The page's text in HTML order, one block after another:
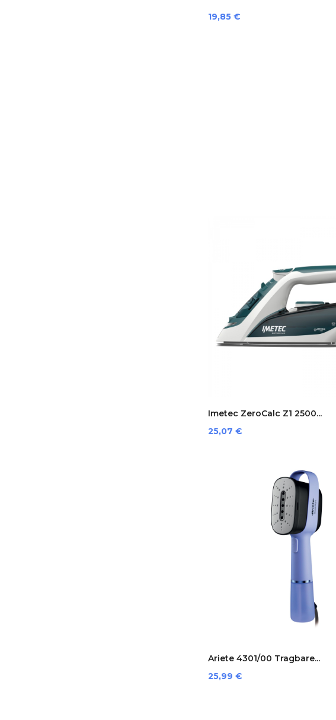
Preis
19,85 €
Imetec ZeroCalc Z1 2500...
Preis
25,07 €
Ariete 4301/00 Tragbare...
Preis
25,99 €